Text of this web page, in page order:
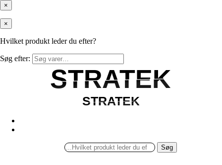
×
×
Hvilket produkt leder du efter?
Søg efter:
STRATEK
STRATEK
STRATEK
STRATEK
Søg